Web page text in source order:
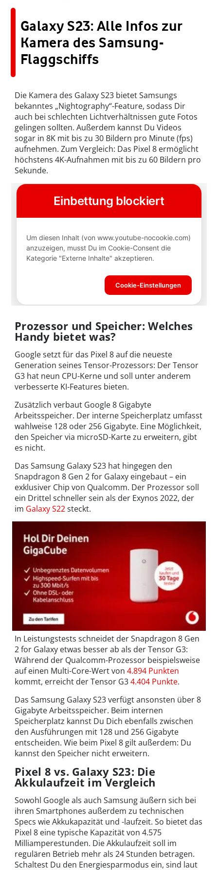
Galaxy S23: Alle Infos zur
Kamera des Samsung-
Flaggschiffs
Die Kamera des Galaxy S23 bietet Samsungs
bekanntes „Nightography“-Feature, sodass Dir
auch bei schlechten Lichtverhältnissen gute Fotos
gelingen sollten. Außerdem kannst Du Videos
sogar in 8K mit bis zu 30 Bildern pro Minute (fps)
aufnehmen. Zum Vergleich: Das Pixel 8 ermöglicht
höchstens 4K-Aufnahmen mit bis zu 60 Bildern pro
Sekunde.
Prozessor und Speicher: Welches
Handy bietet was?
Google setzt für das Pixel 8 auf die neueste
Generation seines Tensor-Prozessors: Der Tensor
G3 hat neun CPU-Kerne und soll unter anderem
verbesserte KI-Features bieten.
Zusätzlich verbaut Google 8 Gigabyte
Arbeitsspeicher. Der interne Speicherplatz umfasst
wahlweise 128 oder 256 Gigabyte. Eine Möglichkeit,
den Speicher via microSD-Karte zu erweitern, gibt
es nicht.
Das Samsung Galaxy S23 hat hingegen den
Snapdragon 8 Gen 2 for Galaxy eingebaut – ein
exklusiver Chip von Qualcomm. Der Prozessor soll
ein Drittel schneller sein als der Exynos 2022, der
im Galaxy S22steckt.
In Leistungstests schneidet der Snapdragon 8 Gen
2 for Galaxy etwas besser ab als der Tensor G3:
Während der Qualcomm-Prozessor beispielsweise
auf einen Multi-Core-Wert von 4.894 Punkten
kommt, erreicht der Tensor G34.404 Punkte.
Das Samsung Galaxy S23 verfügt ansonsten über 8
Gigabyte Arbeitsspeicher. Beim internen
Speicherplatz kannst Du Dich ebenfalls zwischen
den Ausführungen mit 128 und 256 Gigabyte
entscheiden. Wie beim Pixel 8 gilt außerdem: Du
kannst den Speicher nicht erweitern.
Pixel 8 vs. Galaxy S23: Die
Akkulaufzeit im Vergleich
Sowohl Google als auch Samsung äußern sich bei
ihren Smartphones außerdem zu technischen
Specs wie Akkukapazität und -laufzeit. So bietet das
Pixel 8 eine typische Kapazität von 4.575
Milliamperestunden. Die Akkulaufzeit soll im
regulären Betrieb mehr als 24 Stunden betragen.
Schaltest Du den Energiesparmodus ein, sind laut